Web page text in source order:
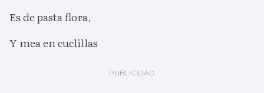
Es de pasta flora,
Y mea en cuclillas